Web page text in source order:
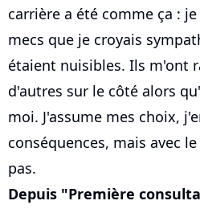
carrière a été comme ça :
mecs que je croyais
étaient nuisibles. Ils m'ont
d'autres sur le côté alors
moi. J'assume mes choix,
conséquences, mais avec
pas.
Depuis "Première